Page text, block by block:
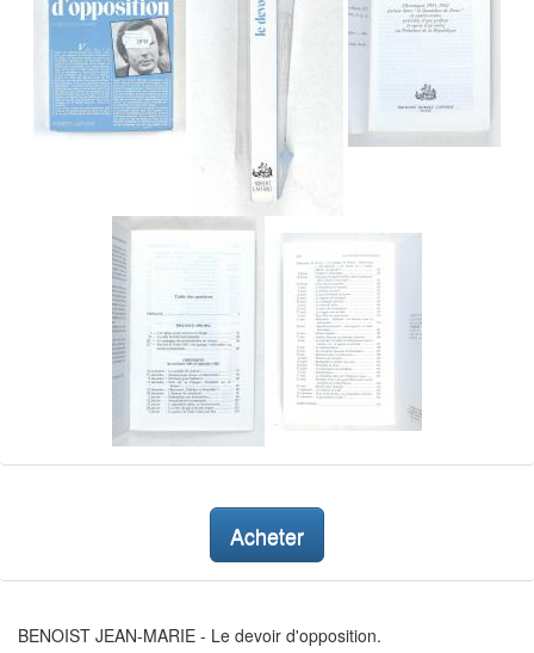
Acheter
BENOIST JEAN-MARIE - Le devoir d'opposition.